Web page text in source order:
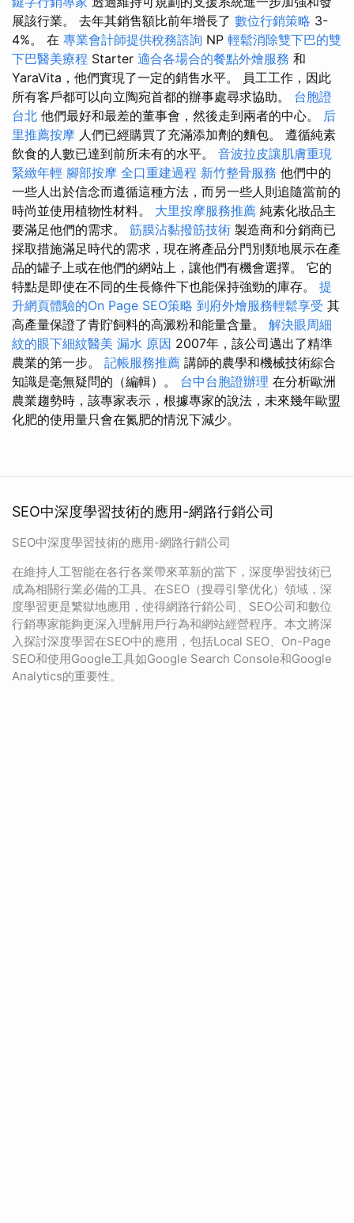
展該行業。 去年其銷售額比前年增長了 數位行銷策略 3-
4%。 在 專業會計師提供稅務諮詢 NP 輕鬆消除雙下巴的雙
下巴醫美療程 Starter 適合各場合的餐點外燴服務 和
YaraVita，他們實現了一定的銷售水平。 員工工作，因此
所有客戶都可以向立陶宛首都的辦事處尋求協助。 台胞證
台北 他們最好和最差的董事會，然後走到兩者的中心。 后
里推薦按摩 人們已經購買了充滿添加劑的麵包。 遵循純素
飲食的人數已達到前所未有的水平。 音波拉皮讓肌膚重現
緊緻年輕 腳部按摩 全口重建過程 新竹整骨服務 他們中的
一些人出於信念而遵循這種方法，而另一些人則追隨當前的
時尚並使用植物性材料。 大里按摩服務推薦 純素化妝品主
要滿足他們的需求。 筋膜沾黏撥筋技術 製造商和分銷商已
採取措施滿足時代的需求，現在將產品分門別類地展示在產
品的罐子上或在他們的網站上，讓他們有機會選擇。 它的
特點是即使在不同的生長條件下也能保持強勁的庫存。 提
升網頁體驗的On Page SEO策略 到府外燴服務輕鬆享受 其
高產量保證了青貯飼料的高澱粉和能量含量。 解決眼周細
紋的眼下細紋醫美 漏水 原因 2007年，該公司邁出了精準
農業的第一步。 記帳服務推薦 講師的農學和機械技術綜合
知識是毫無疑問的（編輯）。 台中台胞證辦理 在分析歐洲
農業趨勢時，該專家表示，根據專家的說法，未來幾年歐盟
化肥的使用量只會在氮肥的情況下減少。
SEO中深度學習技術的應用-網路行銷公司
SEO中深度學習技術的應用-網路行銷公司
在維持人工智能在各行各業帶來革新的當下，深度學習技術已
成為相關行業必備的工具。在SEO（搜尋引擎优化）領域，深
度學習更是繁獄地應用，使得網路行銷公司、SEO公司和數位
行銷專家能夠更深入理解用戶行為和網站經營程序。本文將深
入探討深度學習在SEO中的應用，包括Local SEO、On-Page
SEO和使用Google工具如Google Search Console和Google
Analytics的重要性。